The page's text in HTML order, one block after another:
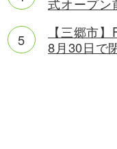
【三郷市
8月30日で